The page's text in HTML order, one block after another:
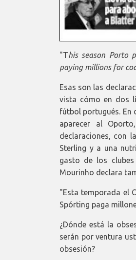
"This season Porto
paying millions for
Esas son las
vista cómo en dos
fútbol portugués. En
aparecer al
declaraciones, con
Sterling y a una
gasto de los
Mourinho declara
"Esta temporada el
Spórting paga
¿Dónde está la
serán por ventura
obsesión?